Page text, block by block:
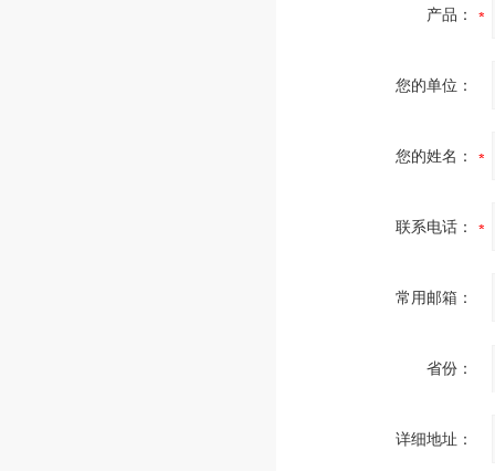
产品：
您的单位：
您的姓名：
联系电话：
常用邮箱：
省份：
详细地址：